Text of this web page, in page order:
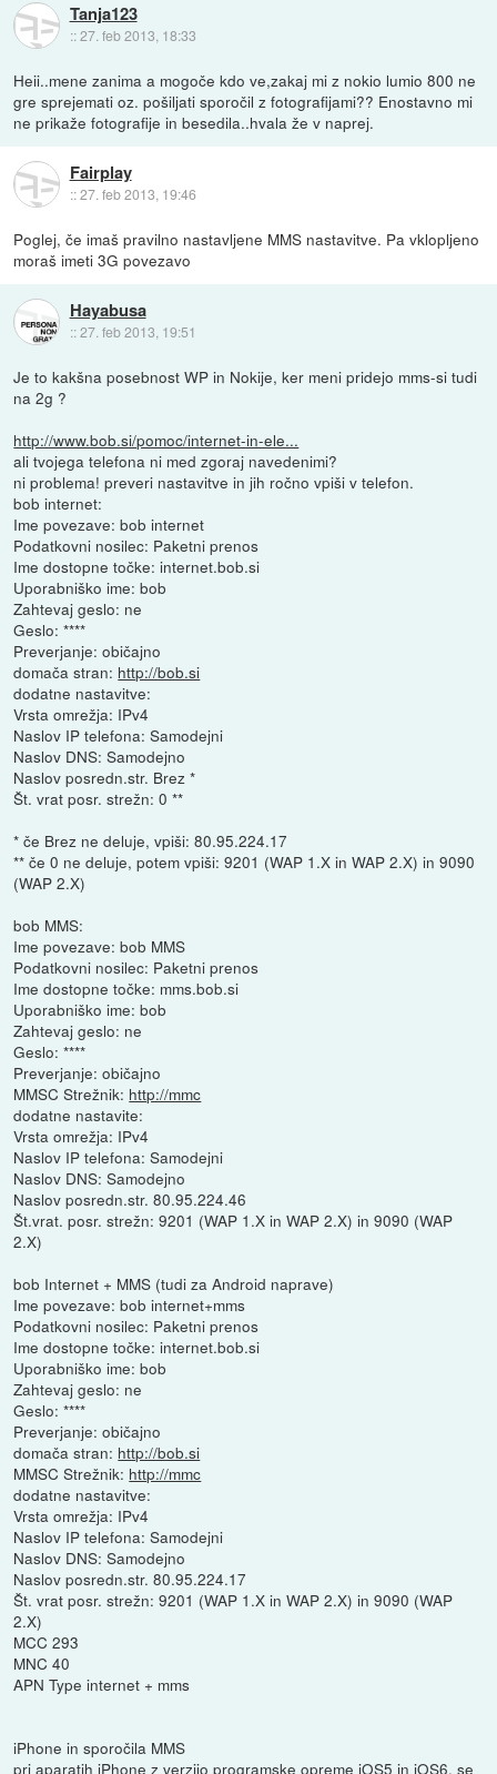
Tanja123
::27. feb 2013, 18:33
Heii..mene zanima a mogoče kdo ve,zakaj mi z nokio lumio 800 ne
gre sprejemati oz. pošiljati sporočil z fotografijami?? Enostavno mi
ne prikaže fotografije in besedila..hvala že v naprej.
Fairplay
::27. feb 2013, 19:46
Poglej, če imaš pravilno nastavljene MMS nastavitve. Pa vklopljeno
moraš imeti 3G povezavo
Hayabusa
::27. feb 2013, 19:51
Je to kakšna posebnost WP in Nokije, ker meni pridejo mms-si tudi
na 2g ?
http://www.bob.si/pomoc/internet-in-ele...
ali tvojega telefona ni med zgoraj navedenimi?
ni problema! preveri nastavitve in jih ročno vpiši v telefon.
bob internet:
Ime povezave: bob internet
Podatkovni nosilec: Paketni prenos
Ime dostopne točke: internet.bob.si
Uporabniško ime: bob
Zahtevaj geslo: ne
Geslo: ****
Preverjanje: običajno
domača stran: http://bob.si
dodatne nastavitve:
Vrsta omrežja: IPv4
Naslov IP telefona: Samodejni
Naslov DNS: Samodejno
Naslov posredn.str. Brez *
Št. vrat posr. strežn: 0 **
* če Brez ne deluje, vpiši: 80.95.224.17
** če 0 ne deluje, potem vpiši: 9201 (WAP 1.X in WAP 2.X) in 9090
(WAP 2.X)
bob MMS:
Ime povezave: bob MMS
Podatkovni nosilec: Paketni prenos
Ime dostopne točke: mms.bob.si
Uporabniško ime: bob
Zahtevaj geslo: ne
Geslo: ****
Preverjanje: običajno
MMSC Strežnik: http://mmc
dodatne nastavite:
Vrsta omrežja: IPv4
Naslov IP telefona: Samodejni
Naslov DNS: Samodejno
Naslov posredn.str. 80.95.224.46
Št.vrat. posr. strežn: 9201 (WAP 1.X in WAP 2.X) in 9090 (WAP
2.X)
bob Internet + MMS (tudi za Android naprave)
Ime povezave: bob internet+mms
Podatkovni nosilec: Paketni prenos
Ime dostopne točke: internet.bob.si
Uporabniško ime: bob
Zahtevaj geslo: ne
Geslo: ****
Preverjanje: običajno
domača stran: http://bob.si
MMSC Strežnik: http://mmc
dodatne nastavitve:
Vrsta omrežja: IPv4
Naslov IP telefona: Samodejni
Naslov DNS: Samodejno
Naslov posredn.str. 80.95.224.17
Št. vrat posr. strežn: 9201 (WAP 1.X in WAP 2.X) in 9090 (WAP
2.X)
MCC 293
MNC 40
APN Type internet + mms
iPhone in sporočila MMS
pri aparatih iPhone z verzijo programske opreme iOS5 in iOS6, se